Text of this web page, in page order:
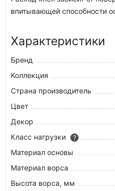
впитывающей способности
Характеристики
Бренд
Коллекция
Страна производитель
Цвет
Декор
Класс нагрузки
?
Материал основы
Материал ворса
Высота ворса, мм